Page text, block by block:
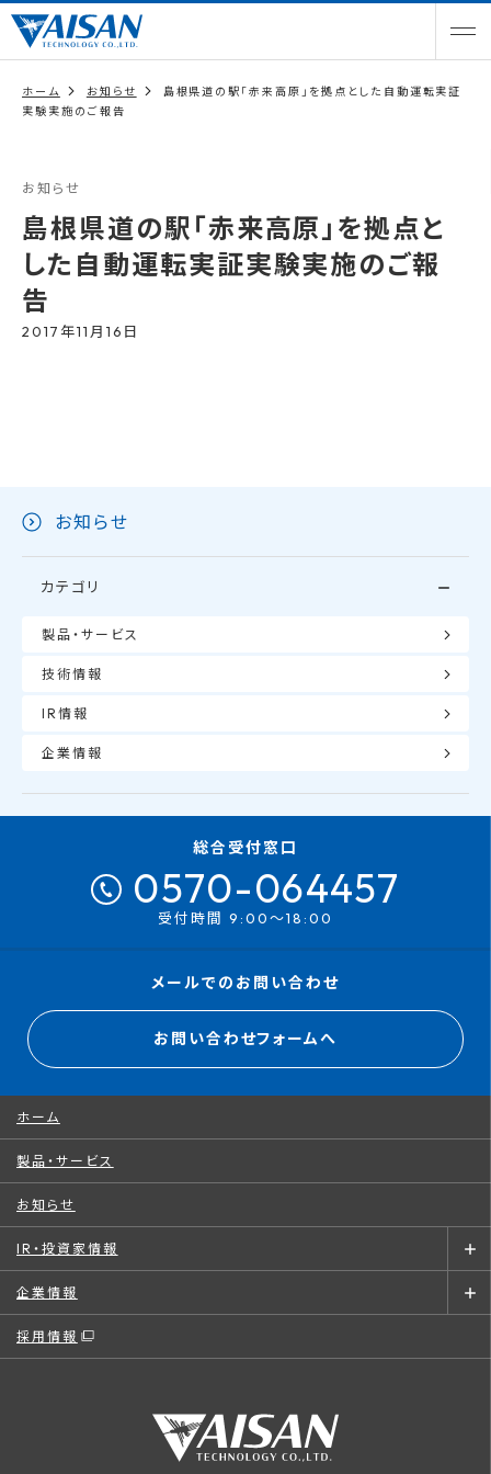
ホーム お知らせ
島根県道の駅「赤来高原」を拠点とした自動運転実証
実験実施のご報告
お知らせ
島根県道の駅「赤来高原」を拠点と
した自動運転実証実験実施のご報
告
2017年11月16日
お知らせ
カテゴリ
製品・サービス
技術情報
IR情報
企業情報
総合受付窓口
0570-064457
受付時間 9:00～18:00
メールでのお問い合わせ
お問い合わせフォームへ
ホーム
製品・サービス
お知らせ
IR・投資家情報
企業情報
採用情報